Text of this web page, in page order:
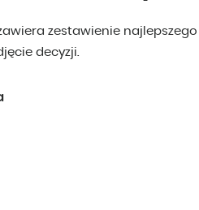
zestawienie
decyzji.